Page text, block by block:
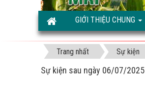
GIỚI THIỆU CHUNG
Trang nhất Sự kiện
Sự kiện sau ngày 06/07/2025